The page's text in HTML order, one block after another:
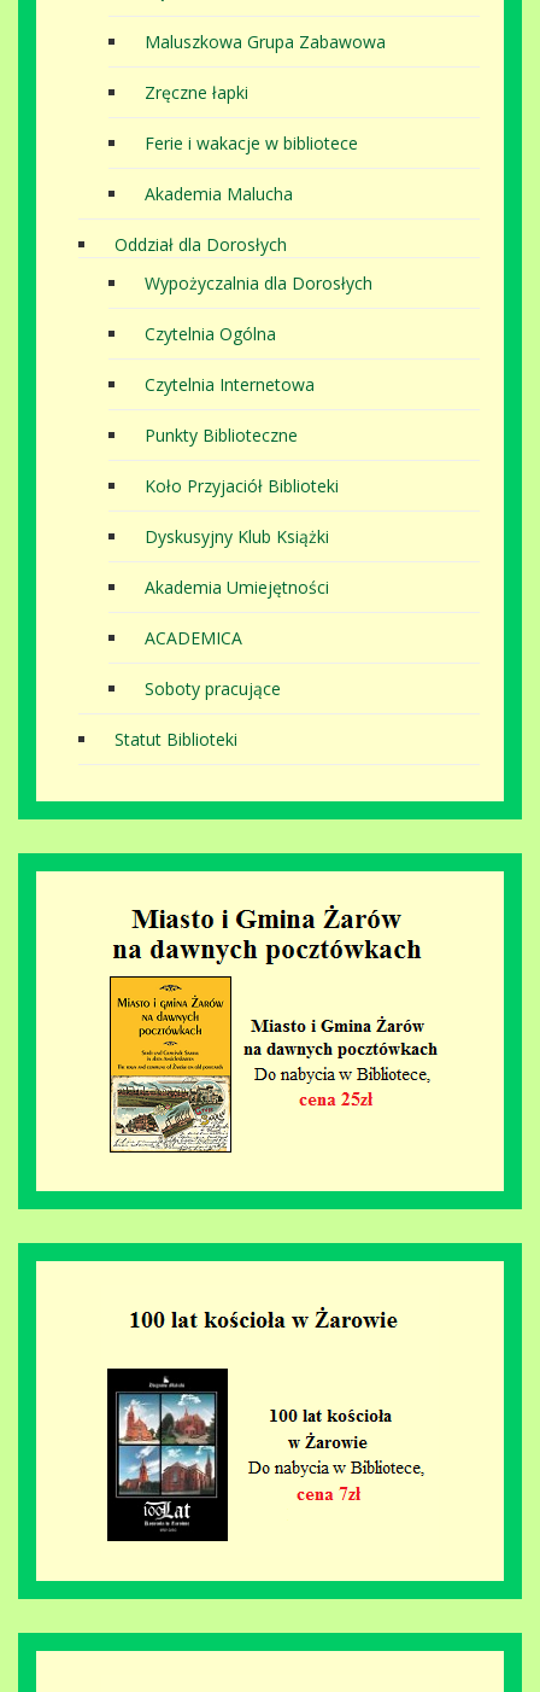
Maluszkowa Grupa Zabawowa
Zręczne łapki
Ferie i wakacje w bibliotece
Akademia Malucha
Oddział dla Dorosłych
Wypożyczalnia dla Dorosłych
Czytelnia Ogólna
Czytelnia Internetowa
Punkty Biblioteczne
Koło Przyjaciół Biblioteki
Dyskusyjny Klub Książki
Akademia Umiejętności
ACADEMICA
Soboty pracujące
Statut Biblioteki